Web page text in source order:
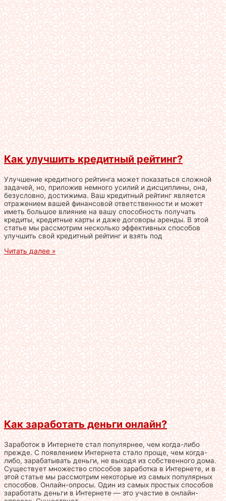
Как улучшить кредитный рейтинг?
Улучшение кредитного рейтинга может показаться сложной
задачей, но, приложив немного усилий и дисциплины, она,
безусловно, достижима. Ваш кредитный рейтинг является
отражением вашей финансовой ответственности и может
иметь большое влияние на вашу способность получать
кредиты, кредитные карты и даже договоры аренды. В этой
статье мы рассмотрим несколько эффективных способов
улучшить свой кредитный рейтинг и взять под
Читать далее »
Как заработать деньги онлайн?
Заработок в Интернете стал популярнее, чем когда-либо
прежде. С появлением Интернета стало проще, чем когда-
либо, зарабатывать деньги, не выходя из собственного дома.
Существует множество способов заработка в Интернете, и в
этой статье мы рассмотрим некоторые из самых популярных
способов. Онлайн-опросы. Один из самых простых способов
заработать деньги в Интернете — это участие в онлайн-